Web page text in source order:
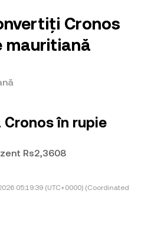
Cronos
mauritiană
Cronos în rupie
Rs2,3608
05:19:39 (UTC+0000) (Coordinated